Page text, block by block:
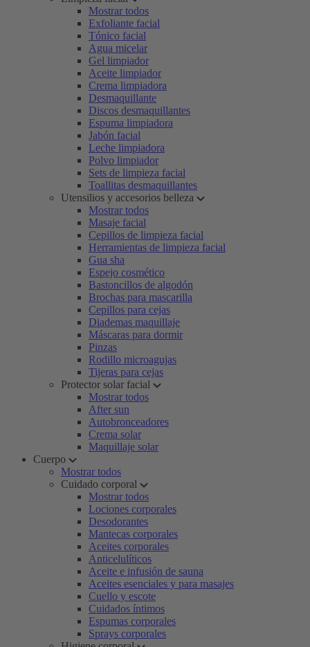
Mostrar todos
Exfoliante facial
Tónico facial
Agua micelar
Gel limpiador
Aceite limpiador
Crema limpiadora
Desmaquillante
Discos desmaquillantes
Espuma limpiadora
Jabón facial
Leche limpiadora
Polvo limpiador
Sets de limpieza facial
Toallitas desmaquillantes
Utensilios y accesorios belleza
Mostrar todos
Masaje facial
Cepillos de limpieza facial
Herramientas de limpieza facial
Gua sha
Espejo cosmético
Bastoncillos de algodón
Brochas para mascarilla
Cepillos para cejas
Diademas maquillaje
Máscaras para dormir
Pinzas
Rodillo microagujas
Tijeras para cejas
Protector solar facial
Mostrar todos
After sun
Autobronceadores
Crema solar
Maquillaje solar
Cuerpo
Mostrar todos
Cuidado corporal
Mostrar todos
Lociones corporales
Desodorantes
Mantecas corporales
Aceites corporales
Anticelulíticos
Aceite e infusión de sauna
Aceites esenciales y para masajes
Cuello y escote
Cuidados íntimos
Espumas corporales
Sprays corporales